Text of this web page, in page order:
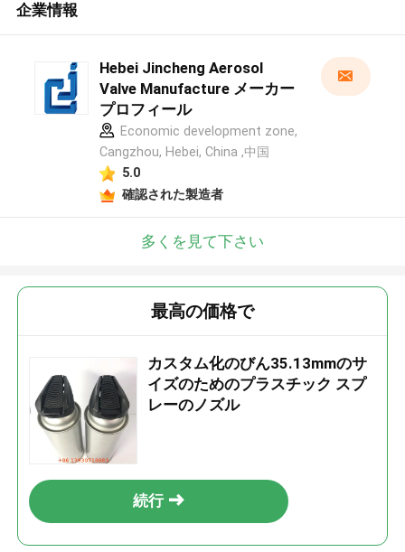
企業情報
Hebei Jincheng Aerosol
Valve Manufacture メーカー
プロフィール
Economic development zone,
Cangzhou, Hebei, China ,中国
5.0
確認された製造者
多くを見て下さい
最高の価格で
カスタム化のびん35.13mmのサ
イズのためのプラスチック スプ
レーのノズル
続行